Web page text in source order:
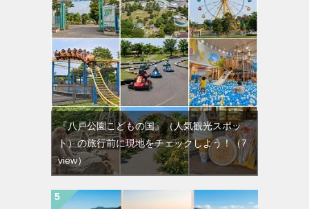
『八戸公園こどもの国』（人気観光スポッ
ト）の旅行前に現地をチェックしよう！（7
view）